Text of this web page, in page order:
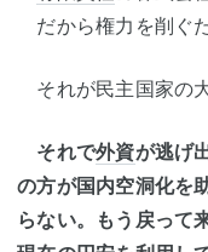
だから権力を削ぐ
それが民主国家の
それで外資が逃げ
の方が国内空洞化を
らない。もう戻って